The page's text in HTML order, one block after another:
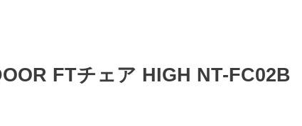
FTチェア HIGH NT-FC02B